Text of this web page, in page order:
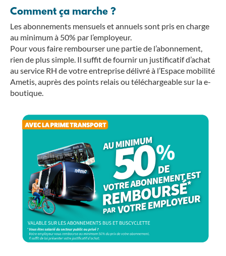
Comment ça marche ?
Les abonnements mensuels et annuels sont pris en charge
au minimum à 50% par l’employeur.
Pour vous faire rembourser une partie de l’abonnement,
rien de plus simple. Il suffit de fournir un justificatif d’achat
au service RH de votre entreprise délivré à l’Espace mobilité
Ametis, auprès des points relais ou téléchargeable sur la e-
boutique.